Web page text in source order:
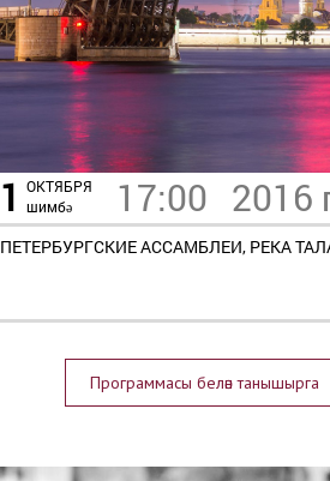
1
ОКТЯБРЯ
шимбә
17:00 2016
ПЕТЕРБУРГСКИЕ АССАМБЛЕИ, РЕКА
Программасы белән танышырга